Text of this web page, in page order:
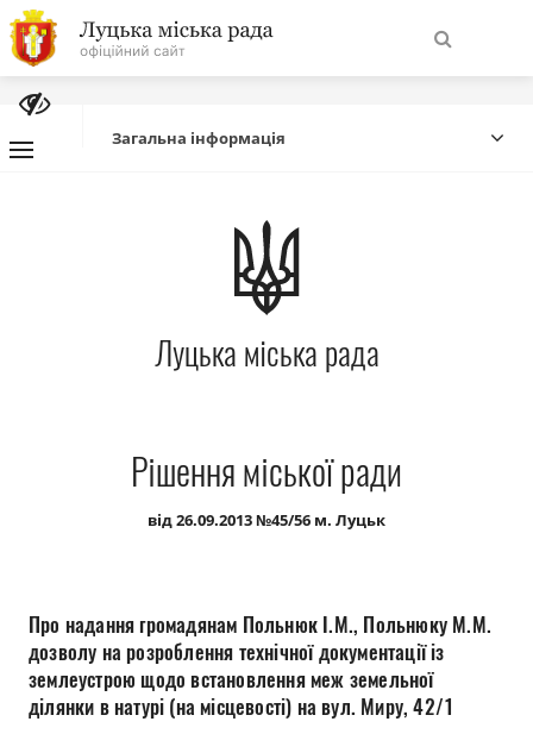
На
головну
Про місто
Міська влада
Міська рада
Публічна інформація
Документи
Загальна інформація
Луцька міська рада
Рішення міської ради
від 26.09.2013 №45/56 м. Луцьк
Про надання громадянам Польнюк І.М., Польнюку М.М.
дозволу на розроблення технічної документації із
землеустрою щодо встановлення меж земельної
ділянки в натурі (на місцевості) на вул. Миру, 42/1